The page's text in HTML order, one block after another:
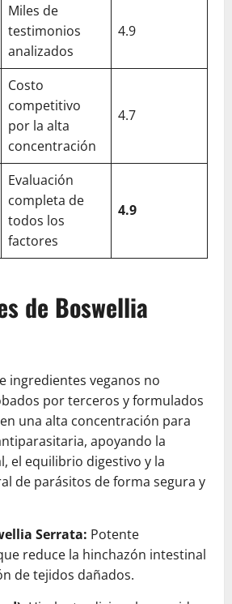
Miles de
testimonios
analizados
4.9
Costo
competitivo
por la alta
concentración
4.7
Evaluación
completa de
todos los
factores
4.9
de Boswellia
ingredientes veganos no
por terceros y formulados
una alta concentración para
apoyando la
el equilibrio digestivo y la
de parásitos de forma segura y
Serrata: Potente
reduce la hinchazón intestinal
de tejidos dañados.